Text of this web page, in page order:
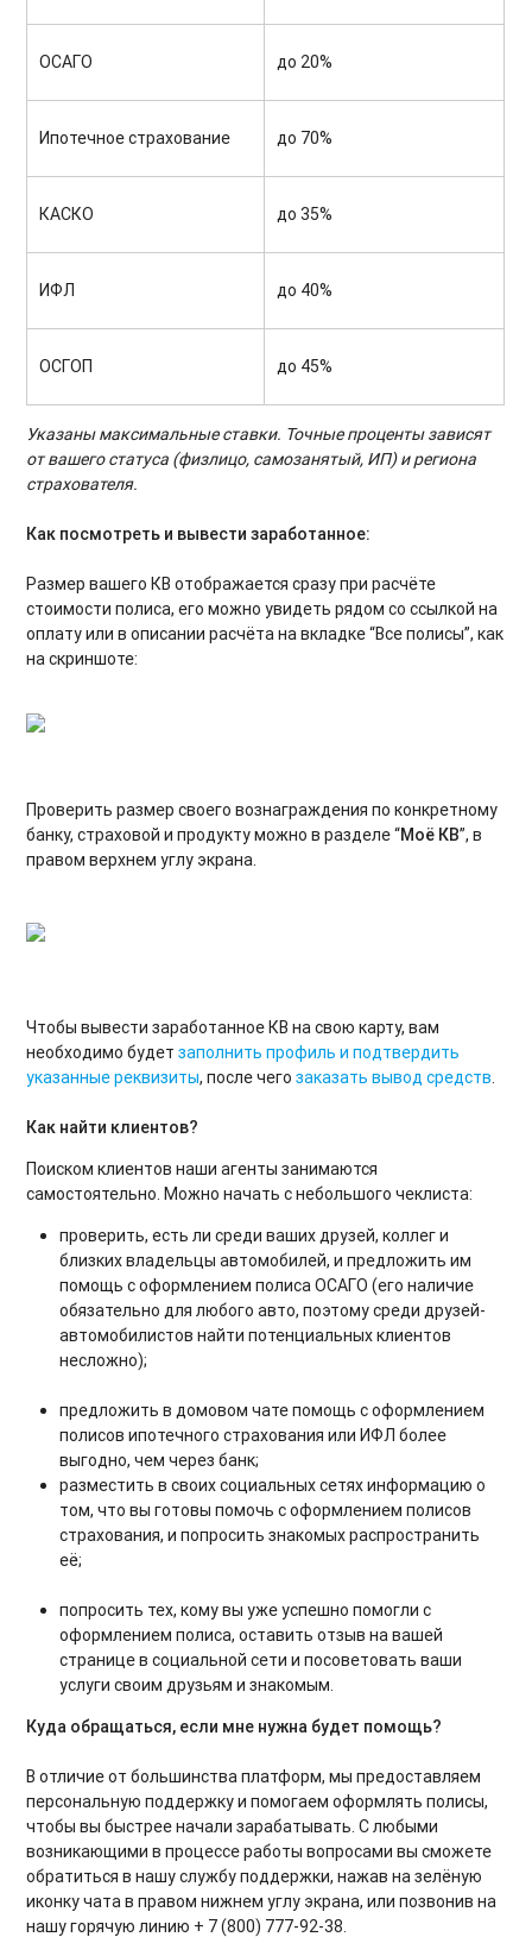
ОСАГО до 20%
Ипотечное страхование до 70%
КАСКО до 35%
ИФЛ до 40%
ОСГОП до 45%
Указаны максимальные ставки. Точные проценты зависят
от вашего статуса (физлицо, самозанятый, ИП) и региона
страхователя.
Как посмотреть и вывести заработанное:
Размер вашего КВ отображается сразу при расчёте
стоимости полиса, его можно увидеть рядом со ссылкой на
оплату или в описании расчёта на вкладке “Все полисы”, как
на скриншоте:
Проверить размер своего вознаграждения по конкретному
банку, страховой и продукту можно в разделе “Моё КВ”, в
правом верхнем углу экрана.
Чтобы вывести заработанное КВ на свою карту, вам
необходимо будетзаполнить профиль и подтвердить
указанные реквизиты, после чегозаказать вывод средств.
Как найти клиентов?
Поиском клиентов наши агенты занимаются
самостоятельно. Можно начать с небольшого чеклиста:
проверить, есть ли среди ваших друзей, коллег и
близких владельцы автомобилей, и предложить им
помощь с оформлением полиса ОСАГО (его наличие
обязательно для любого авто, поэтому среди друзей-
автомобилистов найти потенциальных клиентов
несложно);
предложить в домовом чате помощь с оформлением
полисов ипотечного страхования или ИФЛ более
выгодно, чем через банк;
разместить в своих социальных сетях информацию о
том, что вы готовы помочь с оформлением полисов
страхования, и попросить знакомых распространить
её;
попросить тех, кому вы уже успешно помогли с
оформлением полиса, оставить отзыв на вашей
странице в социальной сети и посоветовать ваши
услуги своим друзьям и знакомым.
Куда обращаться, если мне нужна будет помощь?
В отличие от большинства платформ, мы предоставляем
персональную поддержку и помогаем оформлять полисы,
чтобы вы быстрее начали зарабатывать. С любыми
возникающими в процессе работы вопросами вы сможете
обратиться в нашу службу поддержки, нажав на зелёную
иконку чата в правом нижнем углу экрана, или позвонив на
нашу горячую линию + 7 (800) 777-92-38.